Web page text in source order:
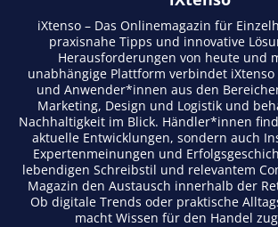
iXtenso – Das Onlinemagazin für
praxisnahe Tipps und innovative
Herausforderungen von heute und
unabhängige Plattform verbindet
und Anwender*innen aus den
Marketing, Design und Logistik und
Nachhaltigkeit im Blick. Händler*innen
aktuelle Entwicklungen, sondern auch
Expertenmeinungen und
lebendigen Schreibstil und relevantem
Magazin den Austausch innerhalb der
Ob digitale Trends oder praktische
macht Wissen für den Handel